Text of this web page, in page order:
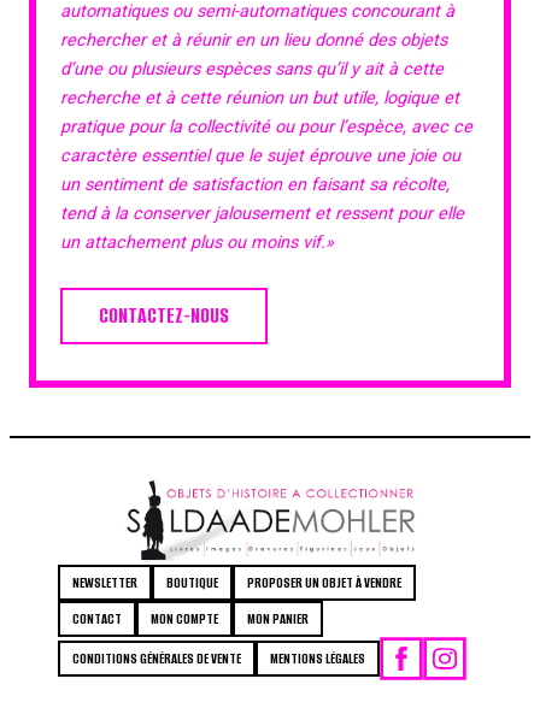
automatiques ou semi-automatiques concourant à
rechercher et à réunir en un lieu donné des objets
d’une ou plusieurs espèces sans qu’il y ait à cette
recherche et à cette réunion un but utile, logique et
pratique pour la collectivité ou pour l’espèce, avec ce
caractère essentiel que le sujet éprouve une joie ou
un sentiment de satisfaction en faisant sa récolte,
tend à la conserver jalousement et ressent pour elle
un attachement plus ou moins vif.»
CONTACTEZ-NOUS
NEWSLETTER BOUTIQUE
PROPOSER UN OBJET À VENDRE
CONTACT
MON COMPTE MON PANIER
CONDITIONS GÉNÉRALES DE VENTE MENTIONS LÉGALES